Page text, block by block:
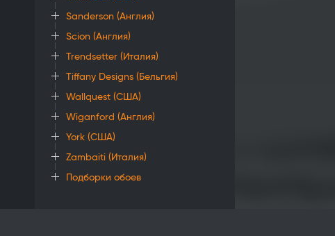
Sanderson (Англия)
Scion (Англия)
Trendsetter (Италия)
Tiffany Designs (Бельгия)
Wallquest (США)
Wiganford (Англия)
York (США)
Zambaiti (Италия)
Подборки обоев